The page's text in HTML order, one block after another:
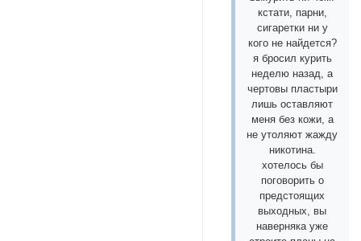
кстати, парни,
сигаретки ни у
кого не найдется?
я бросил курить
неделю назад, а
чертовы пластыри
лишь оставляют
меня без кожи, а
не утоляют жажду
никотина.
хотелось бы
поговорить о
предстоящих
выходных, вы
наверняка уже